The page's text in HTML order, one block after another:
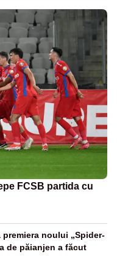
FCSB partida cu
noului „Spider-
de păianjen a făcut